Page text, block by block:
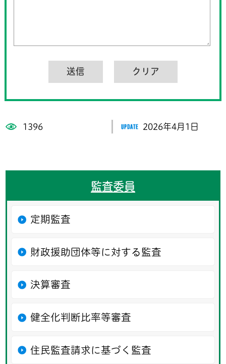
1396 2026年4月1日
監査委員
定期監査
財政援助団体等に対する監査
決算審査
健全化判断比率等審査
住民監査請求に基づく監査